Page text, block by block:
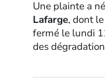
Une plainte a
Lafarge, dont
fermé le lundi
des